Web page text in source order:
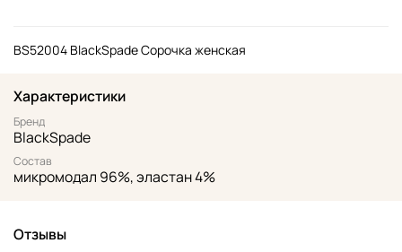
BS52004 BlackSpade Сорочка женская
Характеристики
Бренд
BlackSpade
Состав
микромодал 96%, эластан 4%
Отзывы